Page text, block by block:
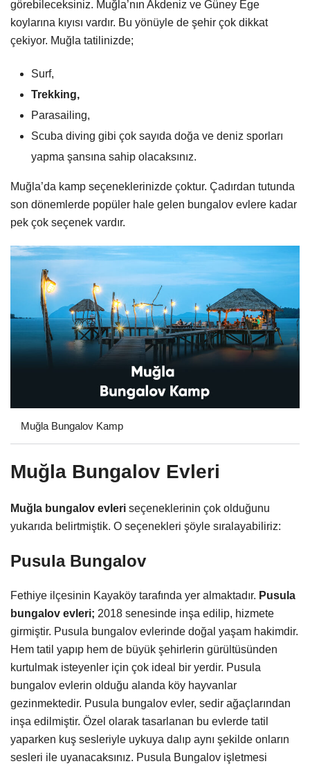
görebileceksiniz. Muğla’nın Akdeniz ve Güney Ege
koylarına kıyısı vardır. Bu yönüyle de şehir çok dikkat
çekiyor. Muğla tatilinizde;
Surf,
Trekking,
Parasailing,
Scuba diving gibi çok sayıda doğa ve deniz sporları
yapma şansına sahip olacaksınız.
Muğla’da kamp seçeneklerinizde çoktur. Çadırdan tutunda
son dönemlerde popüler hale gelen bungalov evlere kadar
pek çok seçenek vardır.
Muğla Bungalov Kamp
Muğla Bungalov Evleri
Muğla bungalov evleri seçeneklerinin çok olduğunu
yukarıda belirtmiştik. O seçenekleri şöyle sıralayabiliriz:
Pusula Bungalov
Fethiye ilçesinin Kayaköy tarafında yer almaktadır. Pusula
bungalov evleri; 2018 senesinde inşa edilip, hizmete
girmiştir. Pusula bungalov evlerinde doğal yaşam hakimdir.
Hem tatil yapıp hem de büyük şehirlerin gürültüsünden
kurtulmak isteyenler için çok ideal bir yerdir. Pusula
bungalov evlerin olduğu alanda köy hayvanlar
gezinmektedir. Pusula bungalov evler, sedir ağaçlarından
inşa edilmiştir. Özel olarak tasarlanan bu evlerde tatil
yaparken kuş sesleriyle uykuya dalıp aynı şekilde onların
sesleri ile uyanacaksınız. Pusula Bungalov işletmesi